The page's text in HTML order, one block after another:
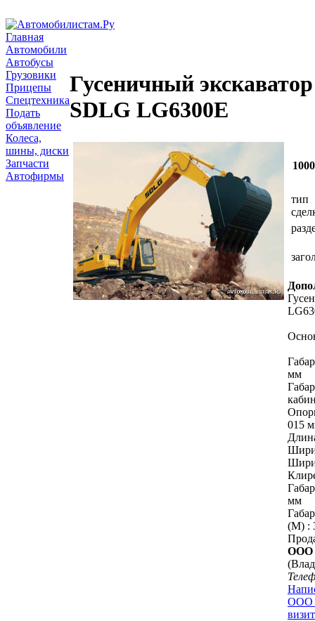
Главная
Автомобили
Автобусы
Грузовики
Прицепы
Спецтехника
Подать
объявление
Колеса,
шины, диски
Запчасти
Автофирмы
Гусеничный экскаватор
SDLG LG6300E
тип
мм
015
мм
(M) :
ООО
ООО